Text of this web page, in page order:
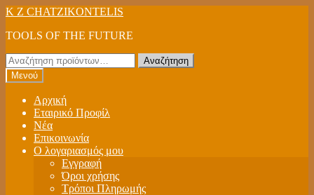
Απευθείας
στην
Μετάβαση
περιεχόμενο
K Z CHATZIKONTELIS
TOOLS OF THE FUTURE
Αναζήτηση
για:
Αναζήτηση
Μενού
Αρχική
Εταιρικό Προφίλ
Νέα
Επικοινωνία
Ο λογαριασμός μου
Εγγραφή
Όροι χρήσης
Τρόποι Πληρωμής